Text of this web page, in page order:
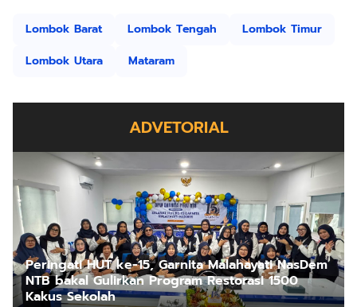
Lombok Barat Lombok Tengah
Lombok Timur
Lombok Utara
Mataram
ADVETORIAL
Peringati HUT ke-15, Garnita Malahayati NasDem
NTB bakal Gulirkan Program Restorasi 1500
Kakus Sekolah